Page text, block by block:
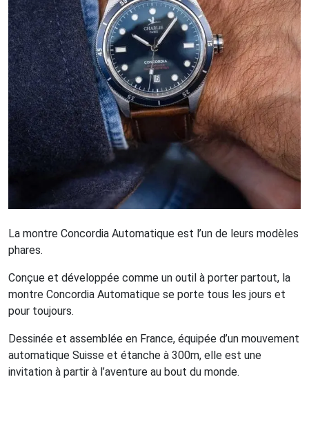
La montre Concordia Automatique est l’un de leurs modèles
phares.
Conçue et développée comme un outil à porter partout, la
montre Concordia Automatique se porte tous les jours et
pour toujours.
Dessinée et assemblée en France, équipée d’un mouvement
automatique Suisse et étanche à 300m, elle est une
invitation à partir à l’aventure au bout du monde.